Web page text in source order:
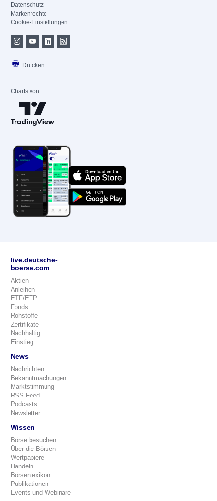
Datenschutz
Markenrechte
Cookie-Einstellungen
Drucken
Charts von
live.deutsche-
boerse.com
Aktien
Anleihen
ETF/ETP
Fonds
Rohstoffe
Zertifikate
Nachhaltig
Einstieg
News
Nachrichten
Bekanntmachungen
Marktstimmung
RSS-Feed
Podcasts
Newsletter
Wissen
Börse besuchen
Über die Börsen
Wertpapiere
Handeln
Börsenlexikon
Publikationen
Events und Webinare